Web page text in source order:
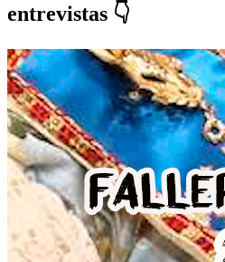
entrevistas 👇